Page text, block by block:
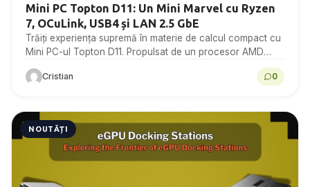
Mini PC Topton D11: Un Mini Marvel cu Ryzen
7, OCuLink, USB4 și LAN 2.5 GbE
Trăiți experiența supremă în materie de calcul compact cu
Mini PC-ul Topton D11. Propulsat de un procesor AMD
Cristian 0
NOUTĂȚI